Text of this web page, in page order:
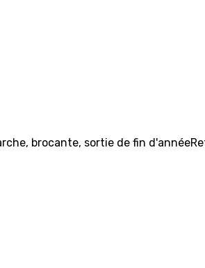
brocante, sortie de fin